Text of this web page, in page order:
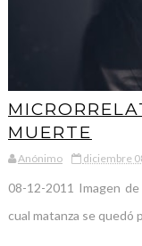
MUERTE
Anónimo diciembre
08-12-2011 Imagen
cual matanza se quedó